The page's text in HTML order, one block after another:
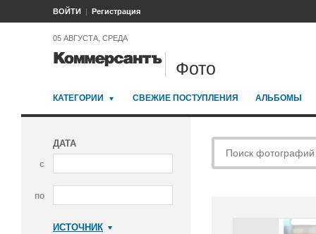
ВОЙТИ Регистрация
05 АВГУСТА, СРЕДА
Фото
КАТЕГОРИИ СВЕЖИЕ ПОСТУПЛЕНИЯ АЛЬБОМЫ
ДАТА
с
по
ИСТОЧНИК